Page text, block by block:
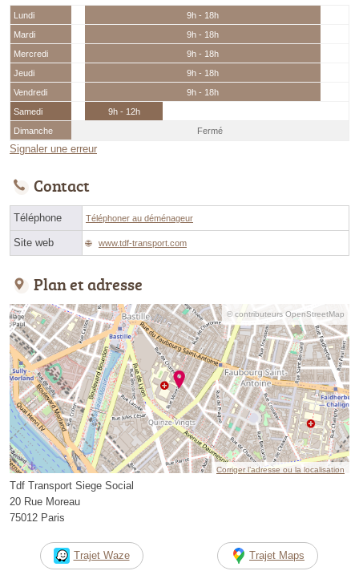
Lundi
9h - 18h
Mardi
9h - 18h
Mercredi
9h - 18h
Jeudi
9h - 18h
Vendredi
9h - 18h
Samedi
9h - 12h
Dimanche
Fermé
Signaler une erreur
Contact
Téléphone Téléphoner au déménageur
Site web www.tdf-transport.com
Plan et adresse
© contributeurs OpenStreetMap
Corriger l’adresse ou la localisation
Tdf Transport Siege Social
20 Rue Moreau
75012 Paris
Trajet Waze Trajet Maps